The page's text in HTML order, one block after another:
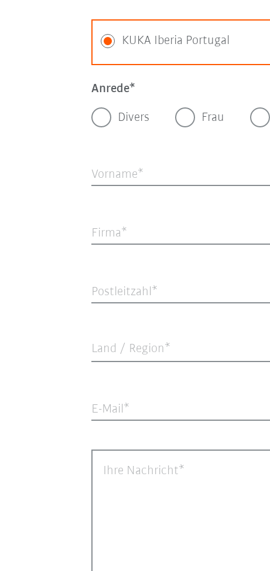
KUKA Iberia Portugal
Anrede
Divers Frau
Vorname
Firma
Postleitzahl
Land / Region*
E-Mail
Ihre Nachricht